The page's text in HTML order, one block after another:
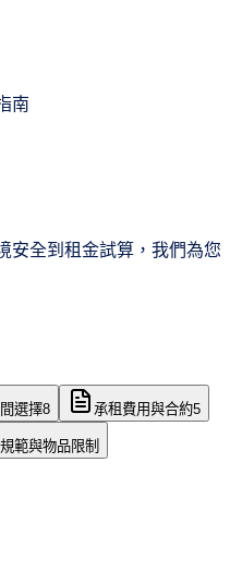
南
安全到租金試算，我們為您
選擇8 承租費用與合約5
範與物品限制